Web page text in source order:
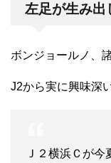
左足が生み出
ボンジョールノ、諸
J2から実に興味深
Ｊ２横浜Ｃが